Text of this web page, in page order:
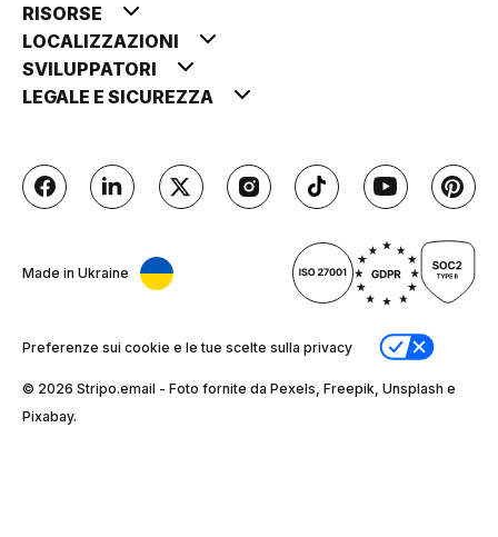
RISORSE
LOCALIZZAZIONI
SVILUPPATORI
LEGALE E SICUREZZA
Made in Ukraine
Preferenze sui cookie e le tue scelte sulla privacy
© 2026 Stripо.email - Foto fornite da Pexels, Freepik, Unsplash e
Pixabay.